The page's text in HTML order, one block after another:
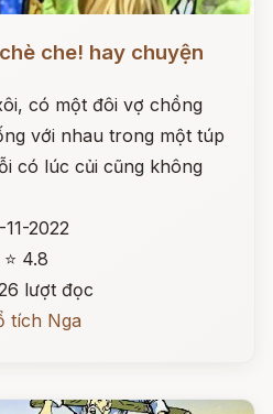
che! hay chuyện
có một đôi vợ chồng
với nhau trong một túp
có lúc củi cũng không
11-2022
⭐ 4.8
lượt đọc
tích Nga